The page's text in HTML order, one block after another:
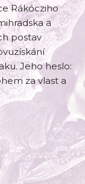
Rákócziho
a
postav
Jeho heslo:
za vlast a